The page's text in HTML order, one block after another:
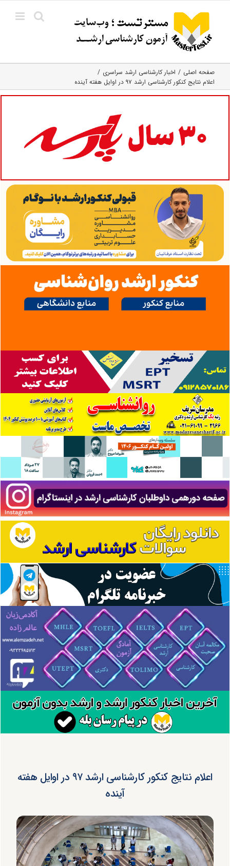
content
صفحه اصلی
اخبار کارشناسی ارشد سراسری
اعلام نتایج کنکور کارشناسی ارشد ۹۷ در اوایل هفته آینده
اعلام نتایج کنکور کارشناسی ارشد ۹۷ در اوایل هفته
آینده